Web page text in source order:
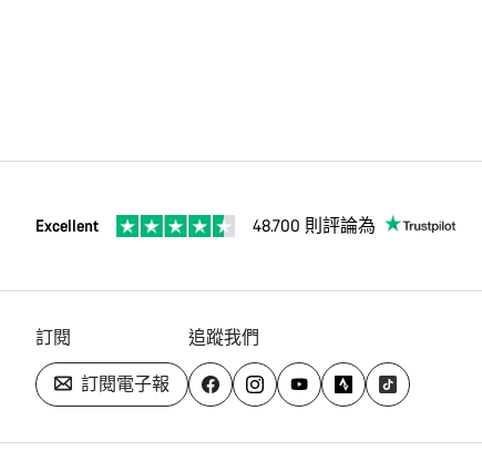
Excellent 48.700 則評論為
訂閱
訂閱電子報
追蹤我們